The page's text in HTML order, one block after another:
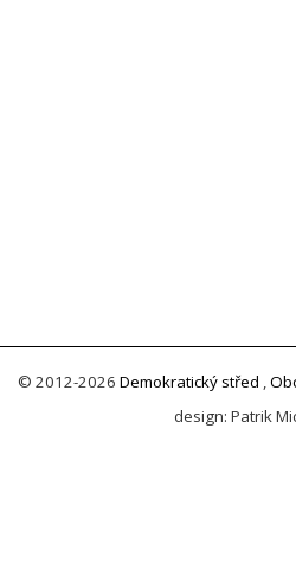
© 2012-2026 Demokratický střed ,
design: Patrik